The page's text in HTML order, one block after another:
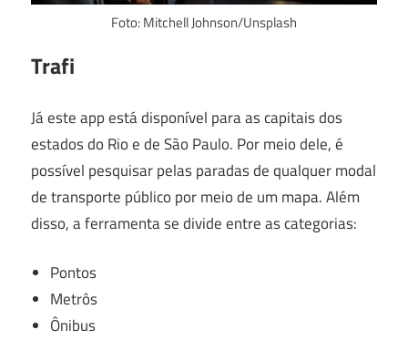
Foto: Mitchell Johnson/Unsplash
Trafi
Já este app está disponível para as capitais dos
estados do Rio e de São Paulo. Por meio dele, é
possível pesquisar pelas paradas de qualquer modal
de transporte público por meio de um mapa. Além
disso, a ferramenta se divide entre as categorias:
Pontos
Metrôs
Ônibus